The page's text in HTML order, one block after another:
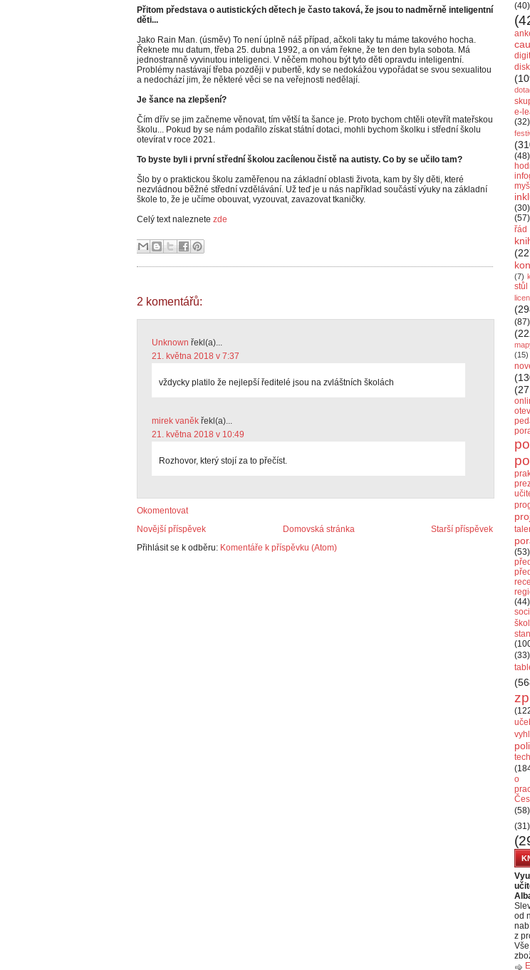
Přitom představa o autistických dětech je často taková, že jsou to nadměrně inteligentní
děti...
Jako Rain Man. (úsměv) To není úplně náš případ, ačkoli taky tu máme takového hocha.
Řeknete mu datum, třeba 25. dubna 1992, a on vám řekne, že ten den byla sobota. Má
jednostranně vyvinutou inteligenci. V něčem mohou být tyto děti opravdu inteligentní.
Problémy nastávají třeba později v pubertě, kdy se nedokážou vypořádat se svou sexualitou
a nedochází jim, že některé věci se na veřejnosti nedělají.
Je šance na zlepšení?
Čím dřív se jim začneme věnovat, tím větší ta šance je. Proto bychom chtěli otevřít mateřskou
školu... Pokud by se nám podařilo získat státní dotaci, mohli bychom školku i střední školu
otevírat v roce 2021.
To byste byli i první střední školou zacílenou čistě na autisty. Co by se učilo tam?
Šlo by o praktickou školu zaměřenou na základní oblasti života, kam by šly děti, které
nezvládnou běžné střední vzdělávání. Už teď je u nás například součástí výuky na základní
škole to, že je učíme obouvat, vyzouvat, zavazovat tkaničky.
Celý text naleznete zde
2 komentářů:
Unknown řekl(a)...
21. května 2018 v 7:37
vždycky platilo že nejlepší ředitelé jsou na zvláštních školách
mirek vaněk řekl(a)...
21. května 2018 v 10:49
Rozhovor, který stojí za to přečíst.
Okomentovat
Novější příspěvek
Starší příspěvek
Domovská stránka
Přihlásit se k odběru: Komentáře k příspěvku (Atom)
(40)
e-
(32)
(48)
(30)
(57)
řád
(7)
stůl
(87)
(15)
(53)
(44)
(33)
o
(58)
(31)
od
z